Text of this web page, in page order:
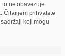
ne obavezuje
Čitanjem prihvatate
koji mogu